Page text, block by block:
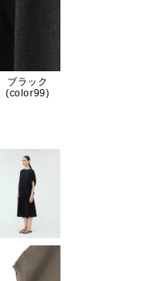
ブラック
(color99)